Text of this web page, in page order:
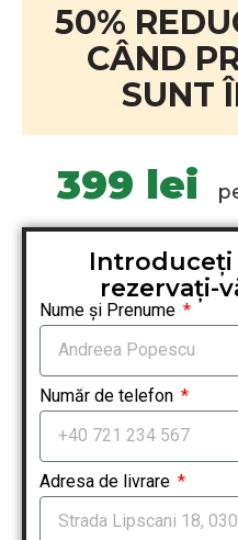
50%
CÂND
SUNT
399 lei
Introduceți
rezervați-
Nume și Prenume
Număr de telefon
Adresa de livrare